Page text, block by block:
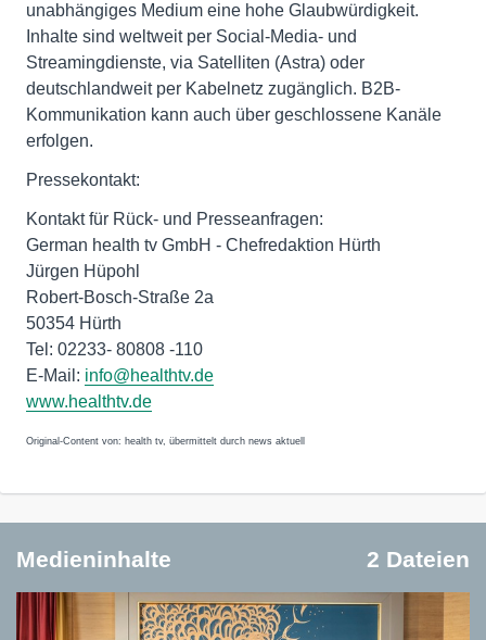
unabhängiges Medium eine hohe Glaubwürdigkeit.
Inhalte sind weltweit per Social-Media- und
Streamingdienste, via Satelliten (Astra) oder
deutschlandweit per Kabelnetz zugänglich. B2B-
Kommunikation kann auch über geschlossene Kanäle
erfolgen.
Pressekontakt:
Kontakt für Rück- und Presseanfragen:
German health tv GmbH - Chefredaktion Hürth
Jürgen Hüpohl
Robert-Bosch-Straße 2a
50354 Hürth
Tel: 02233- 80808 -110
E-Mail: info@healthtv.de
www.healthtv.de
Original-Content von: health tv, übermittelt durch news aktuell
Medieninhalte 2 Dateien